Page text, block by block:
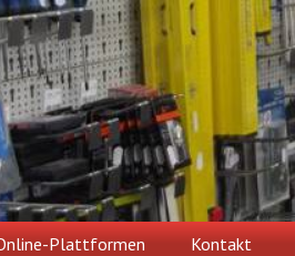
Plattformen Kontakt